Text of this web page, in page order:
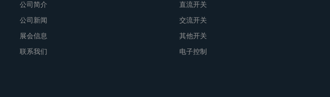
公司简介
公司新闻
展会信息
联系我们
直流开关
交流开关
其他开关
电子控制